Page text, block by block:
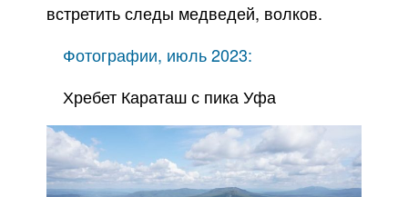
встретить следы медведей, волков.
Фотографии, июль 2023:
Хребет Караташ с пика Уфа